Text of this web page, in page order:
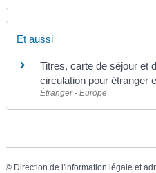
Et aussi
Titres, carte de séjour et
circulation pour étranger
Étranger - Europe
© Direction de l'information légale et